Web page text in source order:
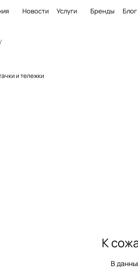
Новости Услуги Бренды Блог
и тележки
К
В